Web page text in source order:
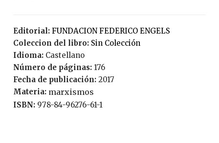
Editorial:
FUNDACION FEDERICO ENGELS
Coleccion del libro:
Sin Colección
Idioma:
Castellano
Número de páginas: 176
Fecha de publicación:
2017
Materia: marxismos
ISBN: 978-84-96276-61-1